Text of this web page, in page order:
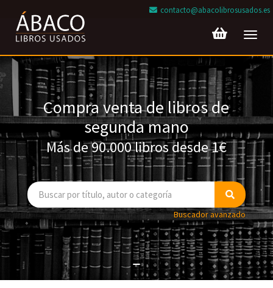
contacto@abacolibrosusados.es
Compra venta de libros de
segunda mano
Más de 90.000 libros desde 1€
Buscador avanzado